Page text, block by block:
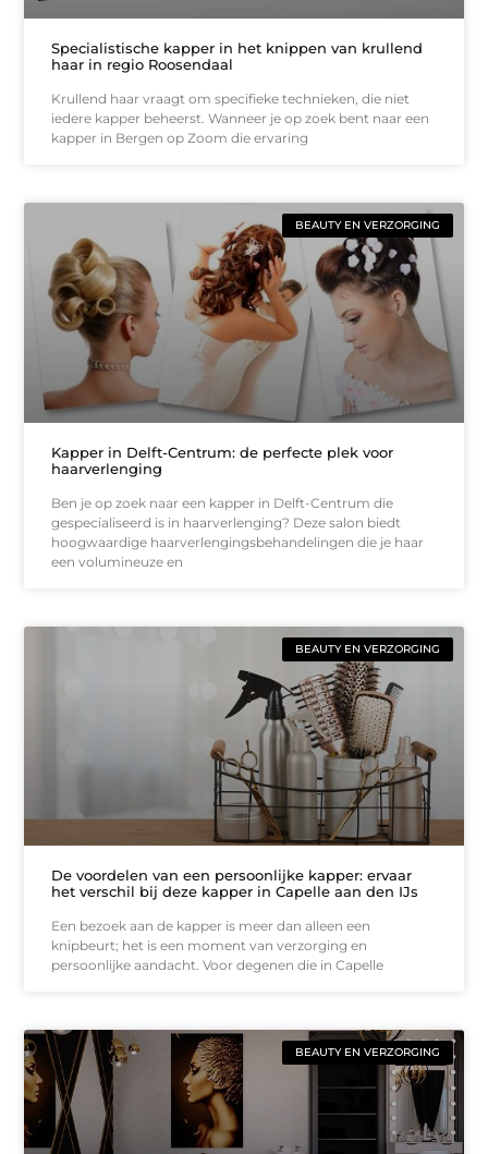
Specialistische kapper in het knippen van krullend
haar in regio Roosendaal
Krullend haar vraagt om specifieke technieken, die niet
iedere kapper beheerst. Wanneer je op zoek bent naar een
kapper in Bergen op Zoom die ervaring
BEAUTY EN VERZORGING
Kapper in Delft-Centrum: de perfecte plek voor
haarverlenging
Ben je op zoek naar een kapper in Delft-Centrum die
gespecialiseerd is in haarverlenging? Deze salon biedt
hoogwaardige haarverlengingsbehandelingen die je haar
een volumineuze en
BEAUTY EN VERZORGING
De voordelen van een persoonlijke kapper: ervaar
het verschil bij deze kapper in Capelle aan den IJs
Een bezoek aan de kapper is meer dan alleen een
knipbeurt; het is een moment van verzorging en
persoonlijke aandacht. Voor degenen die in Capelle
BEAUTY EN VERZORGING